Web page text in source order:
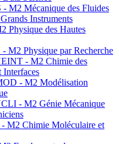
M2 Mécanique des Fluides
Instruments
Physique des Hautes
M2 Physique par Recherche
- M2 Chimie des
Interfaces
- M2 Modélisation
- M2 Génie Mécanique
M2 Chimie Moléculaire et